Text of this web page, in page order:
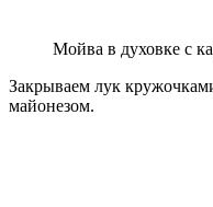
Мойва в духовке с
Закрываем лук
майонезом.